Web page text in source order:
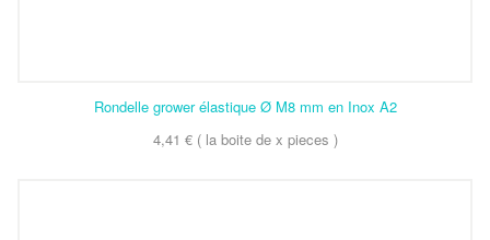
Rondelle grower élastique Ø M8 mm en Inox A2
4,41 € ( la boite de x pieces )